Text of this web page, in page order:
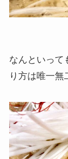
なんといって
り方は唯一無